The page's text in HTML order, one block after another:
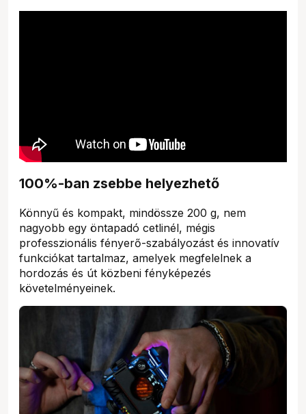
100%-ban zsebbe helyezhető
Könnyű és kompakt, mindössze 200 g, nem
nagyobb egy öntapadó cetlinél, mégis
professzionális fényerő-szabályozást és innovatív
funkciókat tartalmaz, amelyek megfelelnek a
hordozás és út közbeni fényképezés
követelményeinek.